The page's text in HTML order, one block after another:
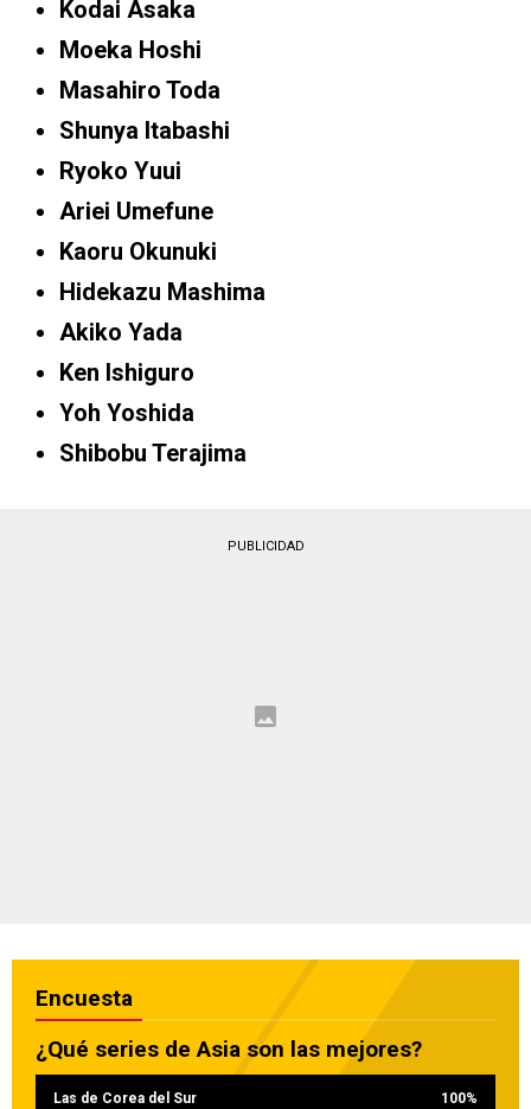
Kodai Asaka
Moeka Hoshi
Masahiro Toda
Shunya Itabashi
Ryoko Yuui
Ariei Umefune
Kaoru Okunuki
Hidekazu Mashima
Akiko Yada
Ken Ishiguro
Yoh Yoshida
Shibobu Terajima
PUBLICIDAD
Encuesta
¿Qué series de Asia son las mejores?
Las de Corea del Sur 100%